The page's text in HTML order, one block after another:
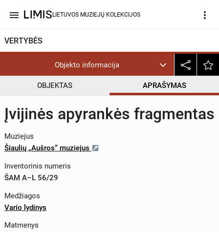
menu LIETUVOS MUZIEJŲ KOLEKCIJOS more_vert
VERTYBĖS
Objekto informacija
OBJEKTAS APRAŠYMAS
Įvijinės apyrankės fragmentas
Muziejus
Šiaulių „Aušros“ muziejus
Inventorinis numeris
ŠAM A–L 56/29
Medžiagos
Vario lydinys
Matmenys